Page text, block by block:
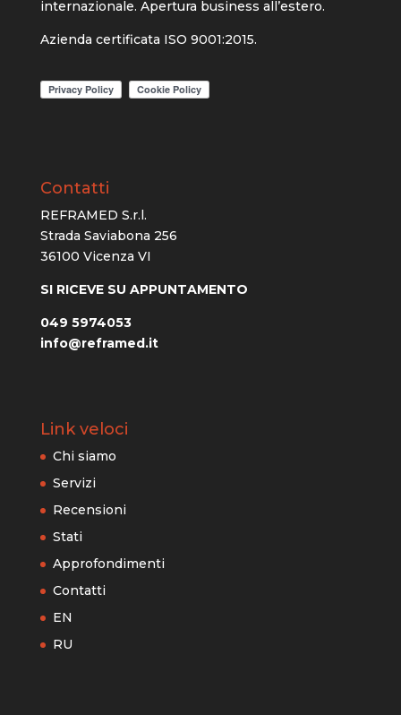
internazionale. Apertura business all’estero.
Azienda certificata ISO 9001:2015.
Contatti
REFRAMED S.r.l.
Strada Saviabona 256
36100 Vicenza VI
SI RICEVE SU APPUNTAMENTO
049 5974053
info@reframed.it
Link veloci
Chi siamo
Servizi
Recensioni
Stati
Approfondimenti
Contatti
EN
RU